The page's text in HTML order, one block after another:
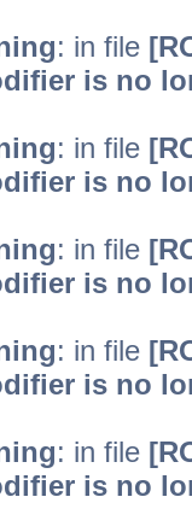
: in file
is no
: in file
is no
: in file
is no
: in file
is no
: in file
is no